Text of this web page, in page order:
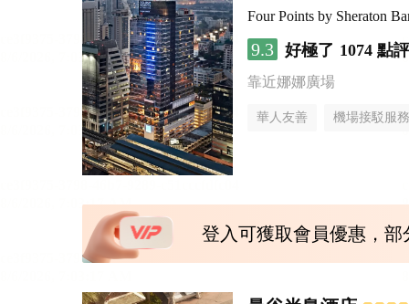
Four Points by Sheraton
9.3 好極了 1074 點評
靠近娜娜廣場
華人友善 機場接駁服務
登入可獲取會員優惠，